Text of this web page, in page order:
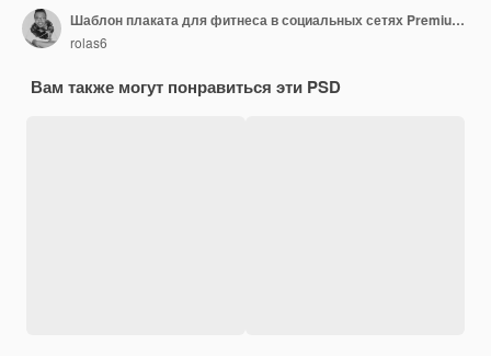
Шаблон плаката для фитнеса в социальных сетях Premium Psd
rolas6
Вам также могут понравиться эти PSD